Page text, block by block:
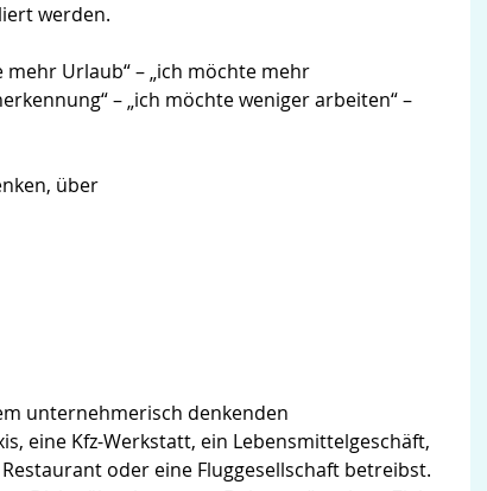
werden.
Urlaub“ – „ich möchte mehr
– „ich möchte weniger arbeiten“ –
über
unternehmerisch denkenden
eine Kfz-Werkstatt, ein Lebensmittelgeschäft,
oder eine Fluggesellschaft betreibst.